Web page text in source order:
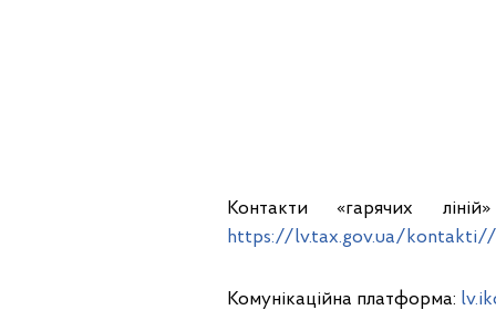
Контакти «гарячих
https://lv.tax.gov.ua/kontakti//
Комунікаційна платформа: